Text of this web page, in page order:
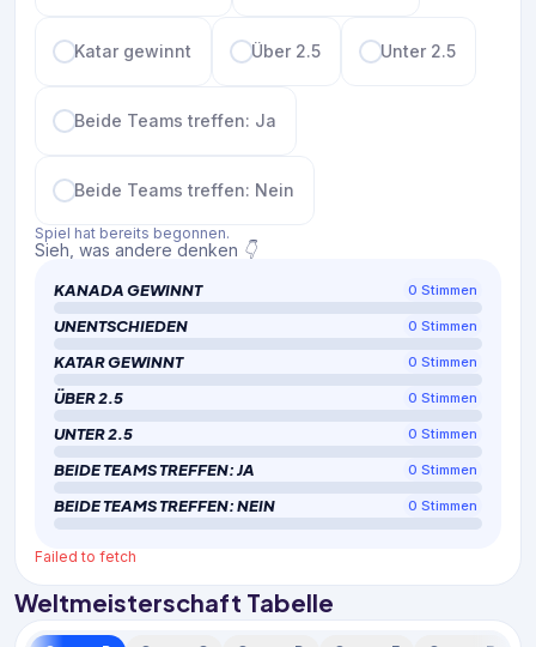
Katar gewinnt Über 2.5 Unter 2.5
Beide Teams treffen: Ja
Beide Teams treffen: Nein
Spiel hat bereits begonnen.
Sieh, was andere denken 👇
KANADA GEWINNT 0 Stimmen
UNENTSCHIEDEN 0 Stimmen
KATAR GEWINNT 0 Stimmen
ÜBER 2.5 0 Stimmen
UNTER 2.5 0 Stimmen
BEIDE TEAMS TREFFEN: JA 0 Stimmen
BEIDE TEAMS TREFFEN: NEIN 0 Stimmen
Failed to fetch
Weltmeisterschaft Tabelle